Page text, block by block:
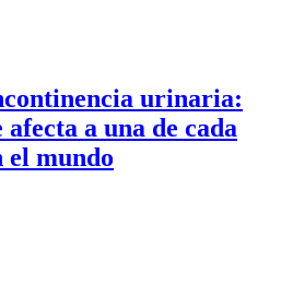
urinaria:
a una de cada
el mundo